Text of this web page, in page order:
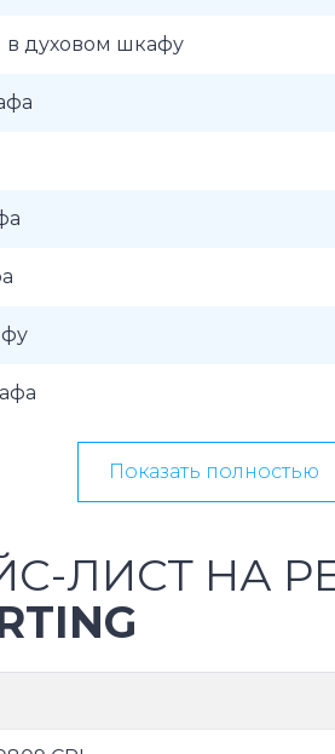
в духовом шкафу
Показать полностью
ЛИСТ НА